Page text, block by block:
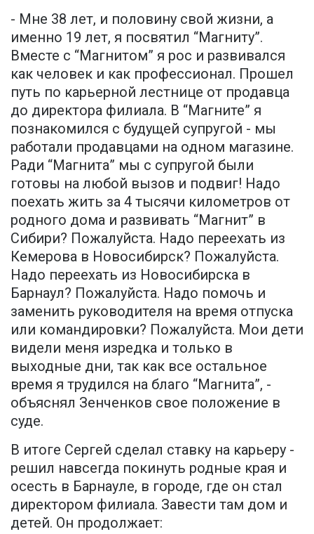
- Мне 38 лет, и половину свой жизни, а
именно 19 лет, я посвятил “Магниту”.
Вместе с “Магнитом” я рос и развивался
как человек и как профессионал. Прошел
путь по карьерной лестнице от продавца
до директора филиала. В “Магните” я
познакомился с будущей супругой - мы
работали продавцами на одном магазине.
Ради “Магнита” мы с супругой были
готовы на любой вызов и подвиг! Надо
поехать жить за 4 тысячи километров от
родного дома и развивать “Магнит” в
Сибири? Пожалуйста. Надо переехать из
Кемерова в Новосибирск? Пожалуйста.
Надо переехать из Новосибирска в
Барнаул? Пожалуйста. Надо помочь и
заменить руководителя на время отпуска
или командировки? Пожалуйста. Мои дети
видели меня изредка и только в
выходные дни, так как все остальное
время я трудился на благо “Магнита”, -
объяснял Зенченков свое положение в
суде.
В итоге Сергей сделал ставку на карьеру -
решил навсегда покинуть родные края и
осесть в Барнауле, в городе, где он стал
директором филиала. Завести там дом и
детей. Он продолжает: